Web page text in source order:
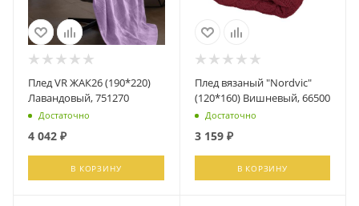
Плед VR ЖАК26 (190*220)
Лавандовый, 751270
Достаточно
4 042 ₽
В КОРЗИНУ
Плед вязаный "Nordvic"
(120*160) Вишневый, 66500
Достаточно
3 159₽
В КОРЗИНУ